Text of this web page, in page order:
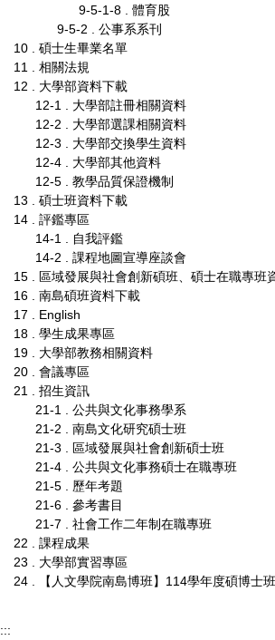
9-5-1-8 . 體育股
9-5-2 . 公事系系刊
10 . 碩士生畢業名單
11 . 相關法規
12 . 大學部資料下載
12-1 . 大學部註冊相關資料
12-2 . 大學部選課相關資料
12-3 . 大學部交換學生資料
12-4 . 大學部其他資料
12-5 . 教學品質保證機制
13 . 碩士班資料下載
14 . 評鑑專區
14-1 . 自我評鑑
14-2 . 課程地圖宣導座談會
15 . 區域發展與社會創新碩班、碩士在職專班
16 . 南島碩班資料下載
17 . English
18 . 學生成果專區
19 . 大學部教務相關資料
20 . 會議專區
21 . 招生資訊
21-1 . 公共與文化事務學系
21-2 . 南島文化研究碩士班
21-3 . 區域發展與社會創新碩士班
21-4 . 公共與文化事務碩士在職專班
21-5 . 歷年考題
21-6 . 參考書目
21-7 . 社會工作二年制在職專班
22 . 課程成果
23 . 大學部實習專區
24 . 【人文學院南島博班】114學年度碩博士
:::